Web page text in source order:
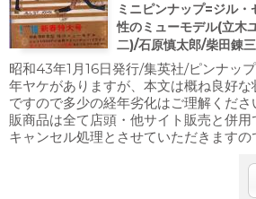
ミニピンナップ=ジル
性のミューモデル(立木
二)/石原慎太郎/柴田錬
昭和43年1月16日発行/集英社/ピンナッ
年ヤケがありますが、本文は概ね良好
ですので多少の経年劣化はご理解くだ
販商品は全て店頭・他サイト販売と併
キャンセル処理とさせていただきますの